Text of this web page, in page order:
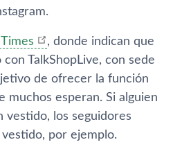
, donde indican que
TalkShopLive, con sede
de ofrecer la función
muchos esperan. Si alguien
vestido, los seguidores
por ejemplo.